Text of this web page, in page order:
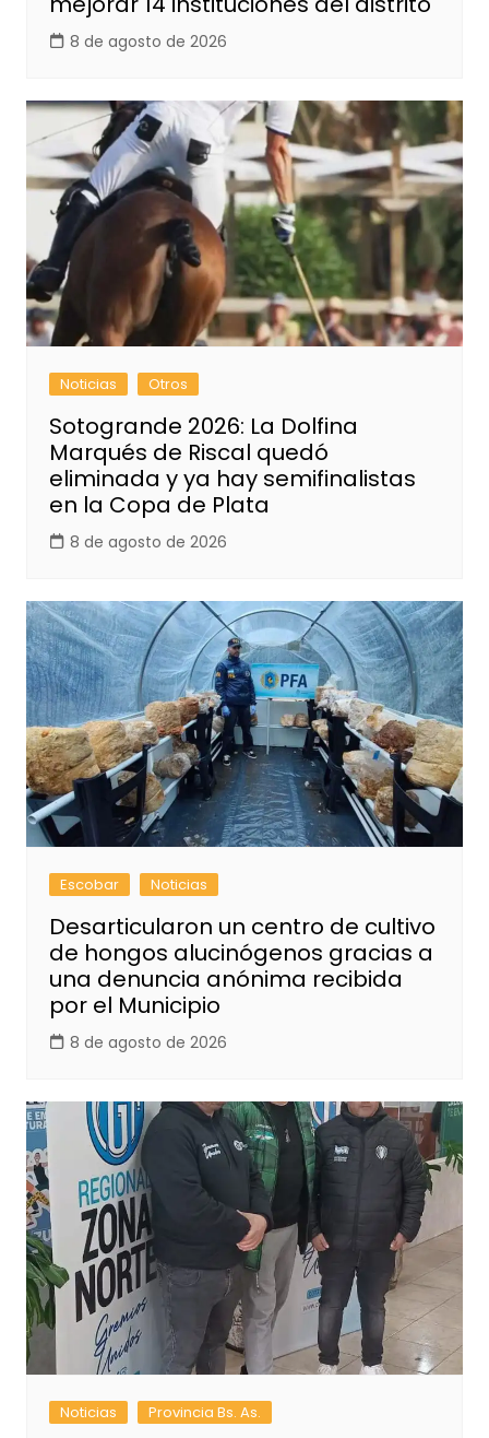
8 de agosto de 2026
Noticias Otros
Sotogrande 2026: La Dolfina
Marqués de Riscal quedó
eliminada y ya hay semifinalistas
en la Copa de Plata
8 de agosto de 2026
Escobar Noticias
Desarticularon un centro de cultivo
de hongos alucinógenos gracias a
una denuncia anónima recibida
por el Municipio
8 de agosto de 2026
Noticias Provincia Bs. As.